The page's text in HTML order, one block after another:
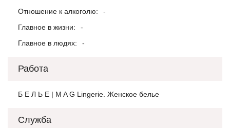
Отношение к алкоголю:
-
Главное в жизни:
-
Главное в людях:
-
Работа
Б Е Л Ь Е | M A G Lingerie. Женское белье
Служба